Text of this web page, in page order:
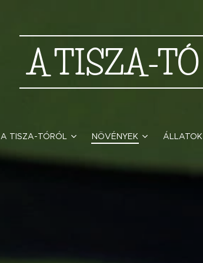
ATISZA-TÓ
A TISZA-TÓRÓL NÖVÉNYEK ÁLLATOK